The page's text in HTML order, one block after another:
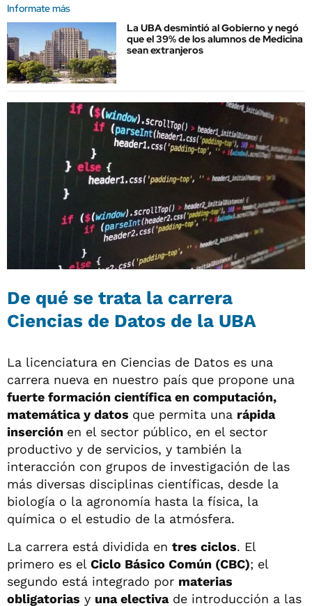
Informate más
La UBA desmintió al Gobierno y negó
que el 39% de los alumnos de Medicina
sean extranjeros
De qué se trata la carrera
Ciencias de Datos de la UBA
La licenciatura en Ciencias de Datos es una
carrera nueva en nuestro país que propone una
fuerte formación científica en computación,
matemática y datos que permita una rápida
inserción en el sector público, en el sector
productivo y de servicios, y también la
interacción con grupos de investigación de las
más diversas disciplinas científicas, desde la
biología o la agronomía hasta la física, la
química o el estudio de la atmósfera.
La carrera está dividida en tres ciclos. El
primero es el Ciclo Básico Común (CBC); el
segundo está integrado por materias
obligatorias y una electivade introducción a las